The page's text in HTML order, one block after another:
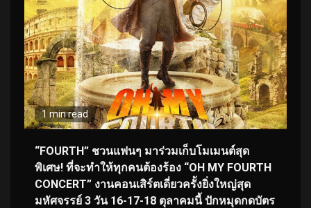
1 min read
“FOURTH” ชวนแฟนๆ มาร่วมเก็บโมเมนต์สุด
พิเศษ! ที่จะทำให้ทุกคนต้องร้อง “OH MY FOURTH
CONCERT” งานคอนเสิร์ตเดี่ยวครั้งยิ่งใหญ่สุด
มหัศจรรย์ 3 วัน 16-17-18 ตุลาคมนี้ ปักหมุดกดบัตร